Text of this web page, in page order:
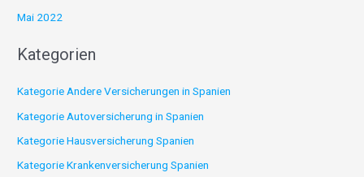
Mai 2022
Kategorien
Kategorie Andere Versicherungen in Spanien
Kategorie Autoversicherung in Spanien
Kategorie Hausversicherung Spanien
Kategorie Krankenversicherung Spanien